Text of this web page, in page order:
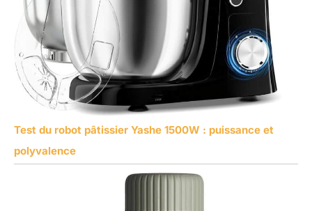
Test du robot pâtissier Yashe 1500W : puissance et
polyvalence